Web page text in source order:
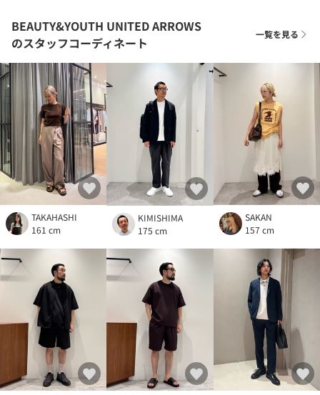
BEAUTY&YOUTH UNITED ARROWS
のスタッフコーディネート
一覧を見る
TAKAHASHI
161 cm
KIMISHIMA
175 cm
SAKAN
157 cm